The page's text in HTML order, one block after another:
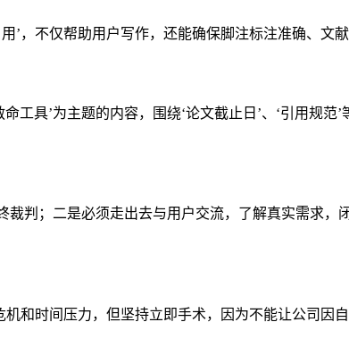
’，不仅帮助用户写作，还能确保脚注标注准确、文
工具’为主题的内容，围绕‘论文截止日’、‘引用规
判；二是必须走出去与用户交流，了解真实需求
和时间压力，但坚持立即手术，因为不能让公司因